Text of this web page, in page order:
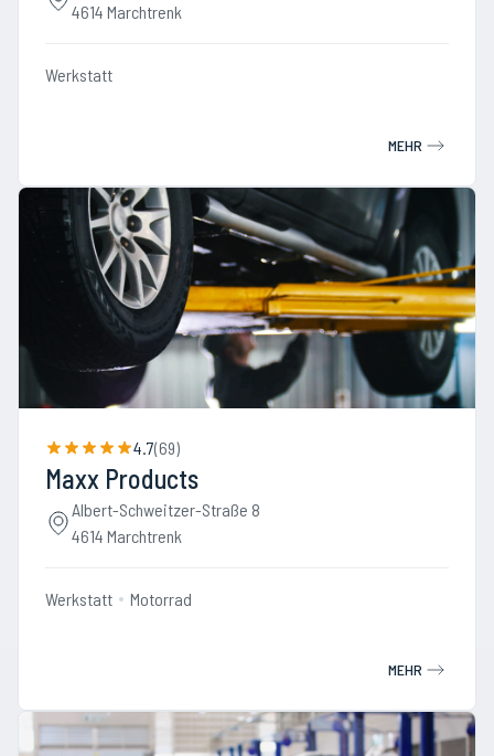
4614 Marchtrenk
Werkstatt
MEHR
4.7(69)
Maxx Products
Albert-Schweitzer-Straße 8
4614 Marchtrenk
Werkstatt Motorrad
MEHR